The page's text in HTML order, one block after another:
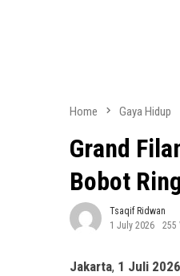
Home Gaya Hidup
Grand
Bobot
Tsaqif Ridwan
1 July 2026
255
Jakarta, 1 Juli 2026